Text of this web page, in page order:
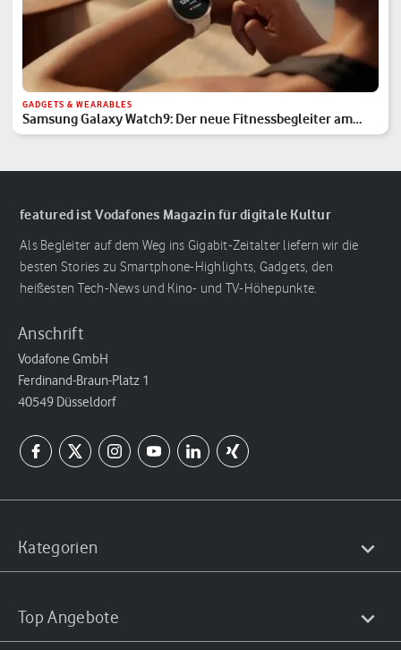
GADGETS & WEARABLES
Samsung Galaxy Watch9: Der neue Fitnessbegleiter am
Handgelenk
featured ist Vodafones Magazin für digitale Kultur
Als Begleiter auf dem Weg ins Gigabit-Zeitalter liefern wir die
besten Stories zu Smartphone-Highlights, Gadgets, den
heißesten Tech-News und Kino- und TV-Höhepunkte.
Anschrift
Vodafone GmbH
Ferdinand-Braun-Platz 1
40549 Düsseldorf
Kategorien
Top Angebote